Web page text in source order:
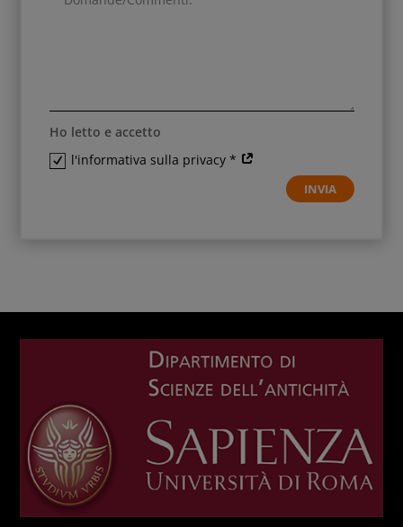
Ho letto e accetto
l'informativa sulla privacy *
INVIA